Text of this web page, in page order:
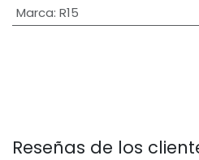
Marca: R15
Reseñas de los